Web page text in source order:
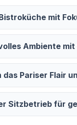
mit
Ambiente
das Pariser Flair
Sitzbetrieb für